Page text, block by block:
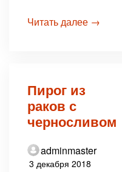
Читать далее →
Пирог из
раков с
черносливом
adminmaster
3 декабря 2018